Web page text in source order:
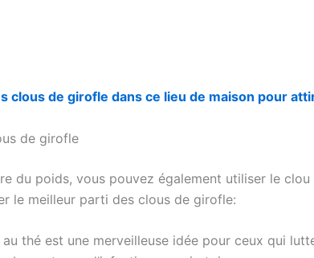
clous de girofle dans ce lieu de maison pour
de girofle
du poids, vous pouvez également utiliser le
le meilleur parti des clous de girofle:
thé est une merveilleuse idée pour ceux qui